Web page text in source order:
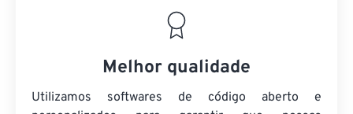
Melhor qualidade
Utilizamos softwares de código aberto e